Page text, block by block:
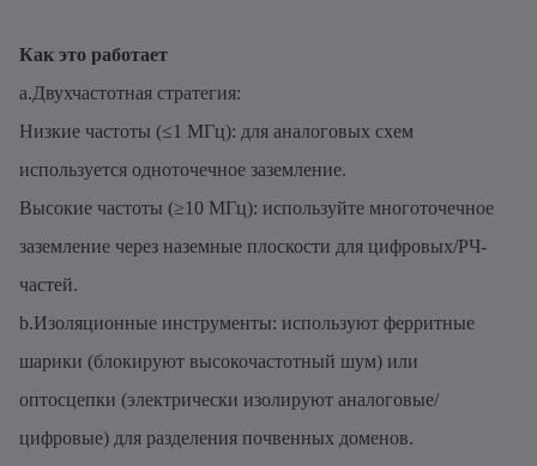
Как это работает
a.Двухчастотная стратегия:
Низкие частоты (≤1 МГц): для аналоговых схем
используется одноточечное заземление.
Высокие частоты (≥10 МГц): используйте многоточечное
заземление через наземные плоскости для цифровых/РЧ-
частей.
b.Изоляционные инструменты: используют ферритные
шарики (блокируют высокочастотный шум) или
оптосцепки (электрически изолируют аналоговые/
цифровые) для разделения почвенных доменов.